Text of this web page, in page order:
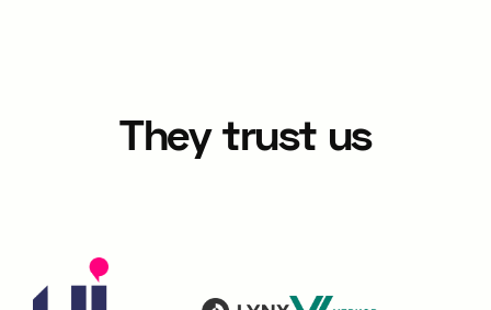
They trust us